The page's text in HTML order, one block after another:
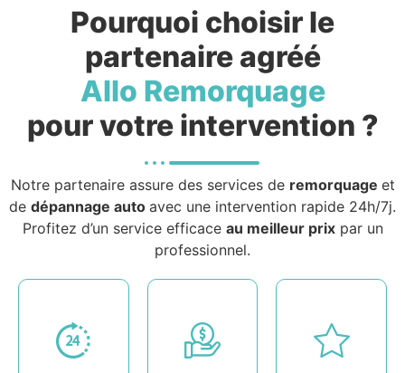
Pourquoi choisir le
partenaire agréé
Allo Remorquage
pour votre intervention ?
Notre partenaire assure des services de remorquage et
de dépannage auto avec une intervention rapide 24h/7j.
Profitez d’un service efficace au meilleur prixpar un
professionnel.